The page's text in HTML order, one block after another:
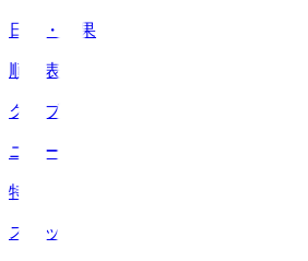
日程・結果
順位表
クラブ
ニュース
特集
スタッツ